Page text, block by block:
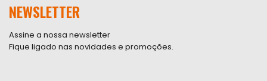
NEWSLETTER
Assine a nossa newsletter
Fique ligado nas novidades e promoções.